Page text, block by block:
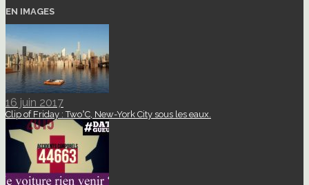
EN IMAGES
16 juin 2017
Clip of Friday : Two°C, New-York City sous les eaux.